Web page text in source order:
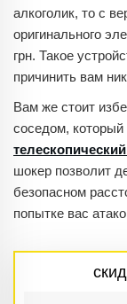
алкоголик, то с
оригинального
грн. Такое
причинить вам
Вам же стоит
соседом,
шокер позволит
безопасном
попытке вас